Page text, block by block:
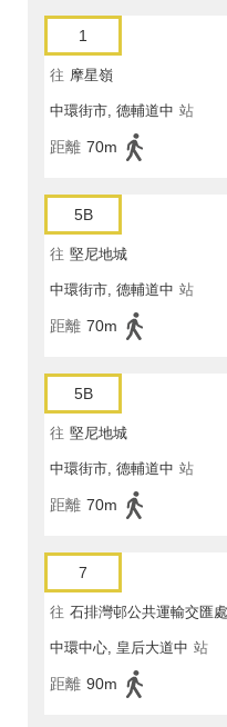
1
往 摩星嶺
中環街市, 德輔道中 站
距離 70m
5B
往 堅尼地城
中環街市, 德輔道中 站
距離 70m
5B
往 堅尼地城
中環街市, 德輔道中 站
距離 70m
7
往 石排灣邨公共運輸交匯處
中環中心, 皇后大道中 站
距離 90m